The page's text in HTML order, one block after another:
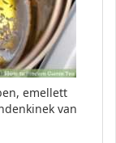
emellett
van